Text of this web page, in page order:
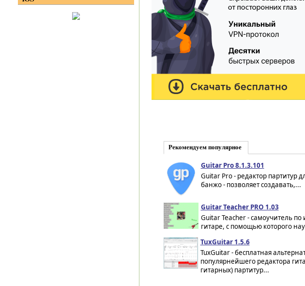
Рекомендуем популярное
Guitar Pro 8.1.3.101
Guitar Pro - редактор партитур
банжо - позволяет создавать,...
Guitar Teacher PRO 1.03
Guitar Teacher - самоучитель
гитаре, с помощью которого
TuxGuitar 1.5.6
TuxGuitar - бесплатная
популярнейшего редактора
гитарных) партитур...